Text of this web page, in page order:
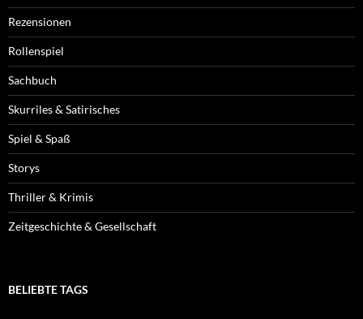
Rezensionen
Rollenspiel
Sachbuch
Skurriles & Satirisches
Spiel & Spaß
Storys
Thriller & Krimis
Zeitgeschichte & Gesellschaft
BELIEBTE TAGS